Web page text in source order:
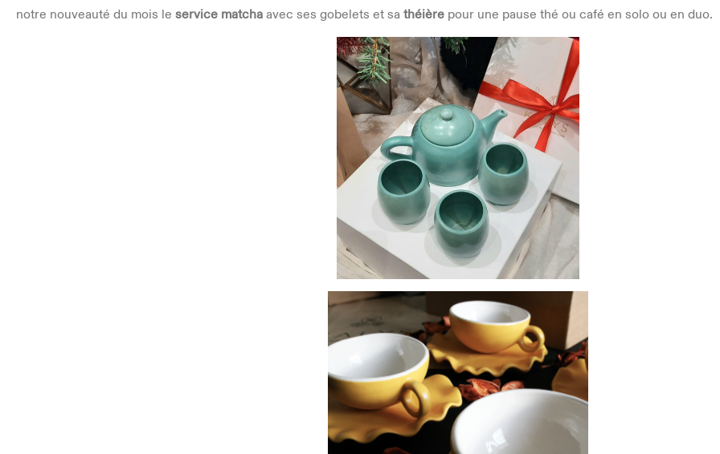
notre nouveauté du mois le service matcha avec ses gobelets et sa théière pour une pause thé ou café en solo ou en duo.